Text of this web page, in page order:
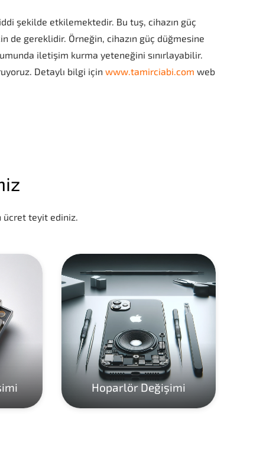
şekilde etkilemektedir. Bu tuş, cihazın güç
de gereklidir. Örneğin, cihazın güç düğmesine
iletişim kurma yeteneğini sınırlayabilir.
Detaylı bilgi için www.tamirciabi.com web
ücret teyit ediniz.
Hoparlör Değişimi